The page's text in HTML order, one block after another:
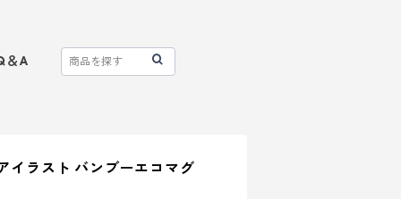
＆A
イラスト バンブーエコマグ